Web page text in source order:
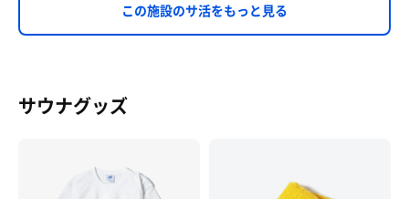
この施設のサ活をもっと見る
サウナグッズ